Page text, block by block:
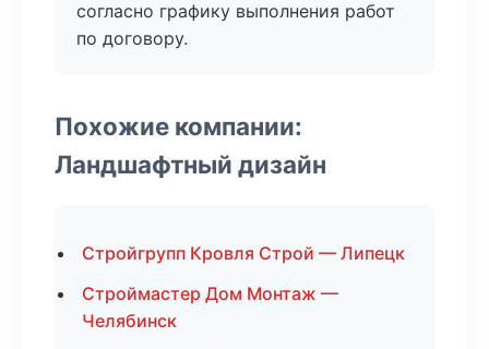
согласно графику выполнения работ
по договору.
Похожие компании:
Ландшафтный дизайн
Стройгрупп Кровля Строй — Липецк
Строймастер Дом Монтаж —
Челябинск